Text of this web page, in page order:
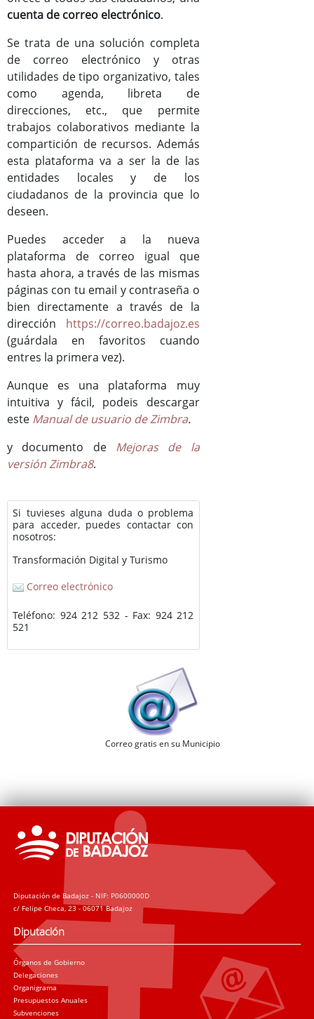
Mejoras versión Zimbra8
Manual de usuario de Zimbra
cuenta de correo electrónico.
Se trata de una solución completa
de correo electrónico y otras
utilidades de tipo organizativo, tales
como agenda, libreta de
direcciones, etc., que permite
trabajos colaborativos mediante la
compartición de recursos. Además
esta plataforma va a ser la de las
entidades locales y de los
ciudadanos de la provincia que lo
deseen.
Puedes acceder a la nueva
plataforma de correo igual que
hasta ahora, a través de las mismas
páginas con tu email y contraseña o
bien directamente a través de la
dirección https://correo.badajoz.es
(guárdala en favoritos cuando
entres la primera vez).
Aunque es una plataforma muy
intuitiva y fácil, podeis descargar
este Manual de usuario de Zimbra.
y documento de Mejoras de la
versión Zimbra8.
Si tuvieses alguna duda o problema
para acceder, puedes contactar con
nosotros:
Transformación Digital y Turismo
Correo electrónico
Teléfono: 924 212 532 - Fax: 924 212
521
Correo gratis en su Municipio
Diputación de Badajoz - NIF: P0600000D
c/ Felipe Checa, 23 - 06071 Badajoz
Diputación
Órganos de Gobierno
Delegaciones
Organigrama
Presupuestos Anuales
Subvenciones